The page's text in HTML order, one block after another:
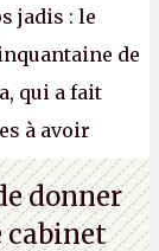
jadis : le
de
qui a fait
à avoir
la direction
donner
cabinet